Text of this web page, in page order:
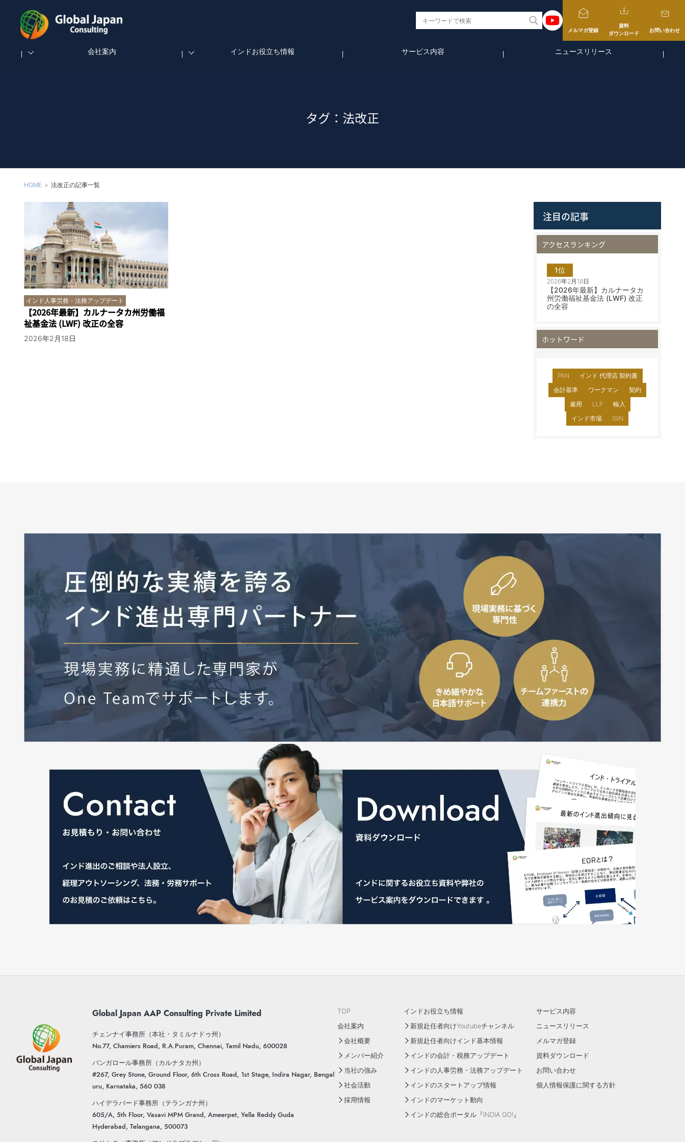
メルマガ登録
資料
ダウンロード
お問い合わせ
会社案内 インドお役立ち情報 サービス内容 ニュースリリース
タグ：法改正
HOME 法改正の記事一覧
インド人事労務・法務アップデート
【2026年最新】カルナータカ州労働福
祉基金法 (LWF) 改正の全容
2026年2月18日
注目の記事
アクセスランキング
1位
2026年2月18日
【2026年最新】カルナータカ
州労働福祉基金法 (LWF) 改正
の全容
ホットワード
PAN
インド 代理店 契約書
会計基準
ワークマン
契約
雇用
LLP
輸入
インド市場
ISIN
Global Japan AAP Consulting Private Limited
チェンナイ事務所（本社・タミルナドゥ州）
No.77, Chamiers Road, R.A.Puram, Chennai, Tamil Nadu, 600028
バンガロール事務所（カルナタカ州）
#267, Grey Stone, Ground Floor, 6th Cross Road, 1st Stage, Indira Nagar, Bengal
uru, Karnataka, 560 038
ハイデラバード事務所（テランガナ州）
605/A, 5th Floor, Vasavi MPM Grand, Ameerpet, Yella Reddy Guda
Hyderabad, Telangana, 500073
TOP
会社案内
会社概要
メンバー紹介
当社の強み
社会活動
採用情報
インドお役立ち情報
新規赴任者向けYoutubeチャンネル
新規赴任者向けインド基本情報
インドの会計・税務アップデート
インドの人事労務・法務アップデート
インドのスタートアップ情報
インドのマーケット動向
インドの総合ポータル『INDIA GO!』
サービス内容
ニュースリリース
メルマガ登録
資料ダウンロード
お問い合わせ
個人情報保護に関する方針